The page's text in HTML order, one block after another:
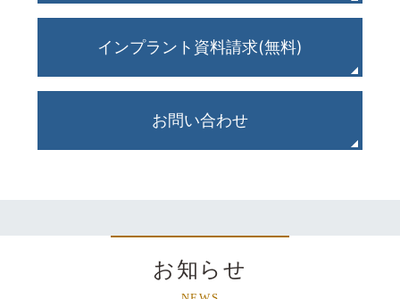
インプラント資料請求(無料)
お問い合わせ
お知らせ